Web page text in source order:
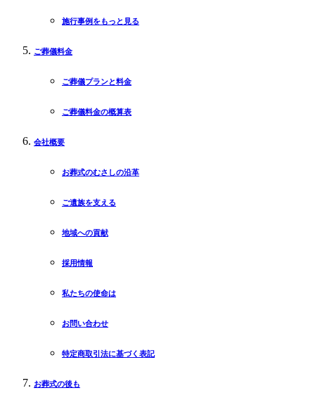
施行事例をもっと見る
ご葬儀料金
ご葬儀プランと料金
ご葬儀料金の概算表
会社概要
お葬式のむさしの沿革
ご遺族を支える
地域への貢献
採用情報
私たちの使命は
お問い合わせ
特定商取引法に基づく表記
お葬式の後も